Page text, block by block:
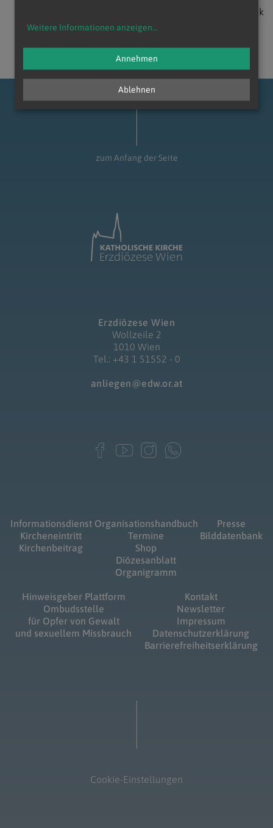
zurück
zum Anfang der Seite
Erzdiözese Wien
Wollzeile 2
1010 Wien
Tel.: +43 1 51552 - 0
anliegen@edw.or.at
Informationsdienst
Kircheneintritt
Kirchenbeitrag
Organisationshandbuch
Termine
Shop
Diözesanblatt
Organigramm
Presse
Bilddatenbank
Hinweisgeber Plattform
Ombudsstelle
für Opfer von Gewalt
und sexuellem Missbrauch
Kontakt
Newsletter
Impressum
Datenschutzerklärung
Barrierefreiheitserklärung
Cookie-Einstellungen
Weitere Informationen anzeigen...
Ablehnen
Annehmen